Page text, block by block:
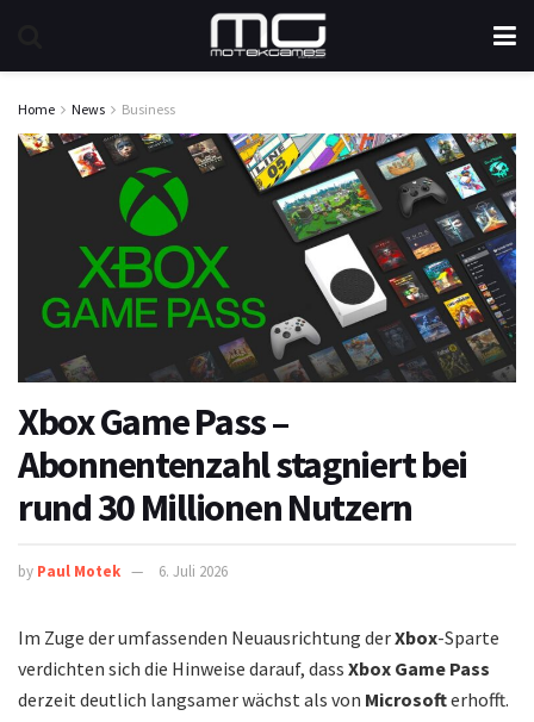
Home News Business
Xbox Game Pass –
Abonnentenzahl stagniert bei
rund 30 Millionen Nutzern
by Paul Motek 6. Juli 2026
Im Zuge der umfassenden Neuausrichtung derXbox-Sparte
verdichten sich die Hinweise darauf, dass Xbox Game Pass
derzeit deutlich langsamer wächst als von Microsofterhofft.